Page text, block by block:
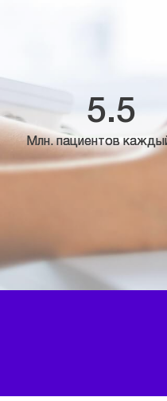
5.5
Млн. пациентов